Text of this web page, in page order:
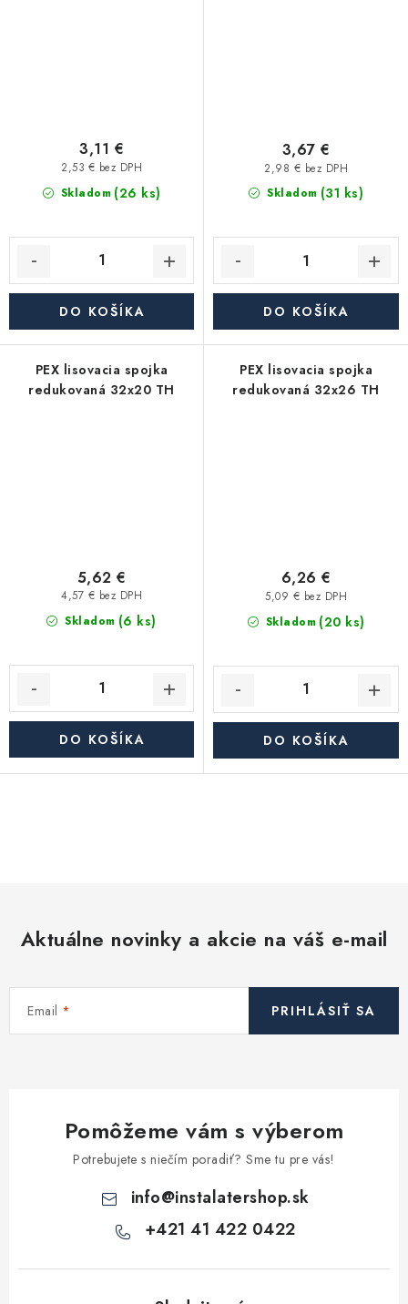
Skladom (26 ks)
2,53 € bez DPH
3,11 €
DO KOŠÍKA
Skladom (31 ks)
2,98 € bez DPH
3,67 €
DO KOŠÍKA
PEX lisovacia spojka
redukovaná 32x20 TH
Skladom (6 ks)
4,57 € bez DPH
5,62 €
DO KOŠÍKA
PEX lisovacia spojka
redukovaná 32x26 TH
Skladom (20 ks)
5,09 € bez DPH
6,26 €
DO KOŠÍKA
i
p
u
Aktuálne novinky a akcie na váš e-mail
Email PRIHLÁSIŤ SA
Pomôžeme vám s výberom
Potrebujete s niečím poradiť? Sme tu pre vás!
info@instalatershop.sk
+421 41 422 0422